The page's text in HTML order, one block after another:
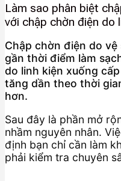
Làm sao phân biệt
với chập chờn điện do
Chập chờn điện do
gần thời điểm làm
do linh kiện xuống
tăng dần theo thời
hơn.
Sau đây là phần mở
nhầm nguyên nhân.
định bạn chỉ cần làm
phải kiểm tra chuyên